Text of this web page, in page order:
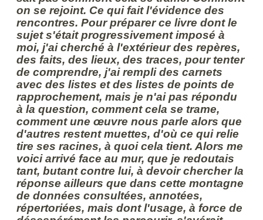
on se rejoint. Ce qui fait l'évidence des
rencontres. Pour préparer ce livre dont le
sujet s'était progressivement imposé à
moi, j'ai cherché à l'extérieur des repères,
des faits, des lieux, des traces, pour tenter
de comprendre, j'ai rempli des carnets
avec des listes et des listes de points de
rapprochement, mais je n'ai pas répondu
à la question, comment cela se trame,
comment une œuvre nous parle alors que
d'autres restent muettes, d'où ce qui relie
tire ses racines, à quoi cela tient. Alors me
voici arrivé face au mur, que je redoutais
tant, butant contre lui, à devoir chercher la
réponse ailleurs que dans cette montagne
de données consultées, annotées,
répertoriées, mais dont l'usage, à force de